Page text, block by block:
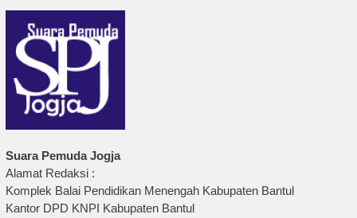
Suara Pemuda Jogja
Alamat Redaksi :
Komplek Balai Pendidikan Menengah Kabupaten Bantul
Kantor DPD KNPI Kabupaten Bantul